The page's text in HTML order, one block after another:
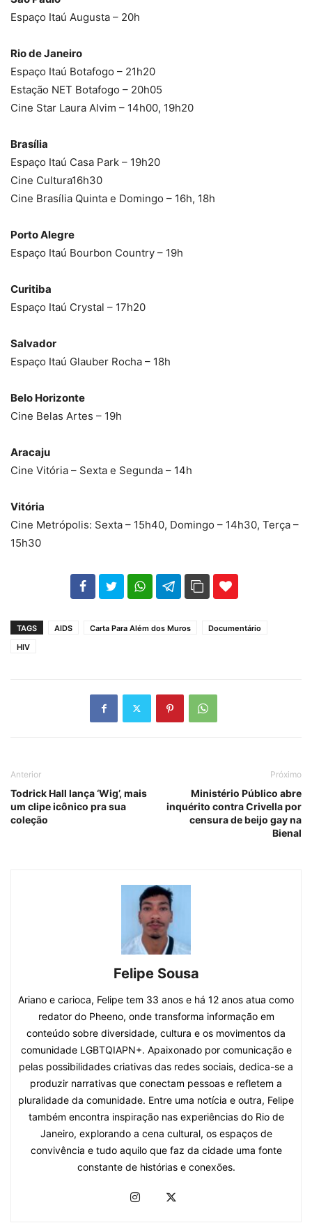
Espaço Itaú Augusta – 20h
Rio de Janeiro
Espaço Itaú Botafogo – 21h20
Estação NET Botafogo – 20h05
Cine Star Laura Alvim – 14h00, 19h20
Brasília
Espaço Itaú Casa Park – 19h20
Cine Cultura16h30
Cine Brasília Quinta e Domingo – 16h, 18h
Porto Alegre
Espaço Itaú Bourbon Country – 19h
Curitiba
Espaço Itaú Crystal – 17h20
Salvador
Espaço Itaú Glauber Rocha – 18h
Belo Horizonte
Cine Belas Artes – 19h
Aracaju
Cine Vitória – Sexta e Segunda – 14h
Vitória
Cine Metrópolis: Sexta – 15h40, Domingo – 14h30, Terça –
15h30
102 35
TAGS AIDS Carta Para Além dos Muros
Documentário
HIV
Anterior
Todrick Hall lança ‘Wig’, mais
um clipe icônico pra sua
coleção
Próximo
Ministério Público abre
inquérito contra Crivella por
censura de beijo gay na
Bienal
Felipe Sousa
Ariano e carioca, Felipe tem 33 anos e há 12 anos atua como
redator do Pheeno, onde transforma informação em
conteúdo sobre diversidade, cultura e os movimentos da
comunidade LGBTQIAPN+. Apaixonado por comunicação e
pelas possibilidades criativas das redes sociais, dedica-se a
produzir narrativas que conectam pessoas e refletem a
pluralidade da comunidade. Entre uma notícia e outra, Felipe
também encontra inspiração nas experiências do Rio de
Janeiro, explorando a cena cultural, os espaços de
convivência e tudo aquilo que faz da cidade uma fonte
constante de histórias e conexões.